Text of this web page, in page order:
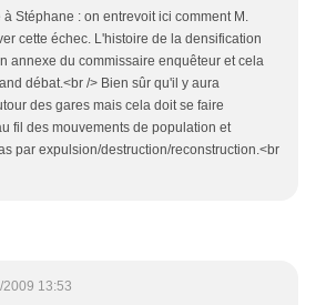
Stéphane : on entrevoit ici comment M.
cette échec. L'histoire de la densification
annexe du commissaire enquêteur et cela
débat.<br /> Bien sûr qu'il y aura
des gares mais cela doit se faire
fil des mouvements de population et
par expulsion/destruction/reconstruction.<br
2009 13:53